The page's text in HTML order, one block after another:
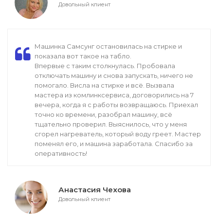
Довольный клиент
Машинка Самсунг остановилась на стирке и
показала вот такое на табло.
Впервые с таким столкнулась. Пробовала
отключать машину и снова запускать, ничего не
помогало. Висла на стирке и всё. Вызвала
мастера из комлинксервиса, договорились на 7
вечера, когда я с работы возвращаюсь. Приехал
точно ко времени, разобрал машину, всё
тщательно проверил. Выяснилось, что у меня
сгорел нагреватель, который воду греет. Мастер
поменял его, и машина заработала. Спасибо за
оперативность!
Анастасия Чехова
Довольный клиент